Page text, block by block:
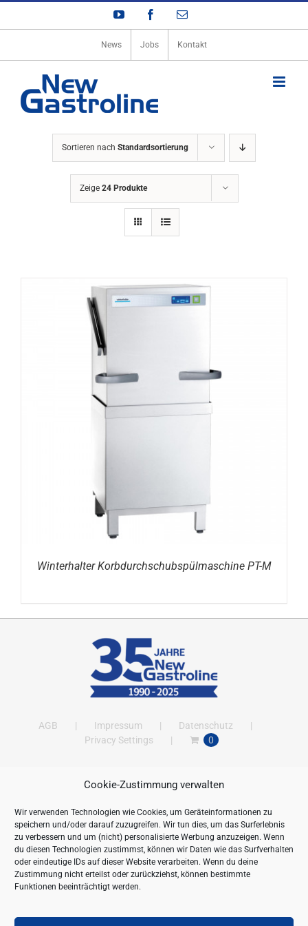
Cookie-Zustimmung verwalten
Wir verwenden Technologien wie Cookies, um Geräteinformationen zu
speichern und/oder darauf zuzugreifen. Wir tun dies, um das Surferlebnis
zu verbessern und um (nicht) personalisierte Werbung anzuzeigen. Wenn
du diesen Technologien zustimmst, können wir Daten wie das Surfverhalten
oder eindeutige IDs auf dieser Website verarbeiten. Wenn du deine
Zustimmung nicht erteilst oder zurückziehst, können bestimmte
Funktionen beeinträchtigt werden.
Zum
YouTube Facebook
E-
News Jobs Kontakt
Sortieren nach Standardsortierung
Zeige 24 Produkte
DETAILS
Winterhalter Korbdurchschubspülmaschine PT-M
AGB Impressum
Datenschutz
Privacy Settings
0
ANSCHRIFT
New Gastroline GmbH
Barthestraße 115
18356 Barth
Deutschland/Germany
Öffnungszeiten:
Mo. - Fr. 09.00 bis 16.00 Uhr